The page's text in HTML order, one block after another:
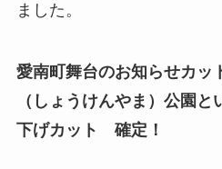
ました。
愛南町舞台のお知らせカ
（しょうけんやま）公園
下げカット 確定！